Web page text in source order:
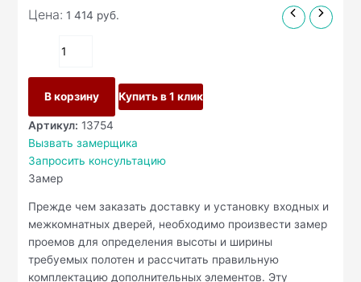
Цена: 1 414 руб.
В корзину Купить в 1 клик
Артикул: 13754
Вызвать замерщика
Запросить консультацию
Замер
Прежде чем заказать доставку и установку входных и
межкомнатных дверей, необходимо произвести замер
проемов для определения высоты и ширины
требуемых полотен и рассчитать правильную
комплектацию дополнительных элементов. Эту